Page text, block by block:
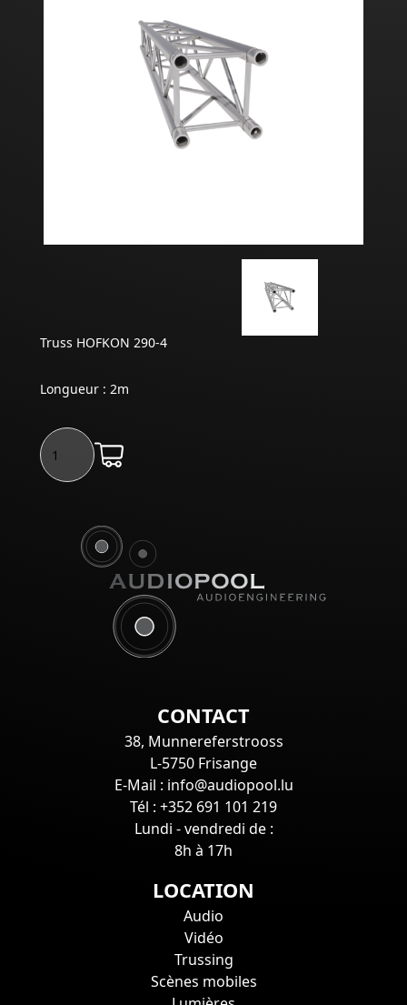
Truss HOFKON 290-4
Longueur : 2m
CONTACT
38, Munnereferstrooss
L-5750 Frisange
E-Mail : info@audiopool.lu
Tél : +352 691 101 219
Lundi - vendredi de :
8h à 17h
LOCATION
Audio
Vidéo
Trussing
Scènes mobiles